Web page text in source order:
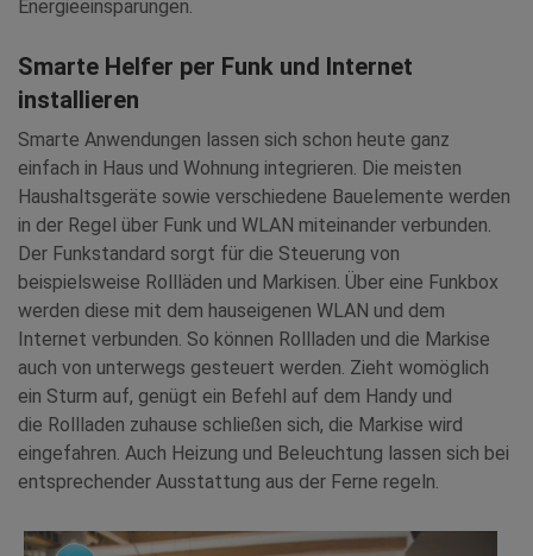
Energieeinsparungen.
Smarte Helfer per Funk und Internet
installieren
Smarte Anwendungen lassen sich schon heute ganz
einfach in Haus und Wohnung integrieren. Die meisten
Haushaltsgeräte sowie verschiedene Bauelemente werden
in der Regel über Funk und WLAN miteinander verbunden.
Der Funkstandard sorgt für die Steuerung von
beispielsweise Rollläden und Markisen. Über eine Funkbox
werden diese mit dem hauseigenen WLAN und dem
Internet verbunden. So können Rollladen und die Markise
auch von unterwegs gesteuert werden. Zieht womöglich
ein Sturm auf, genügt ein Befehl auf dem Handy und
die Rollladen zuhause schließen sich, die Markise wird
eingefahren. Auch Heizung und Beleuchtung lassen sich bei
entsprechender Ausstattung aus der Ferne regeln.